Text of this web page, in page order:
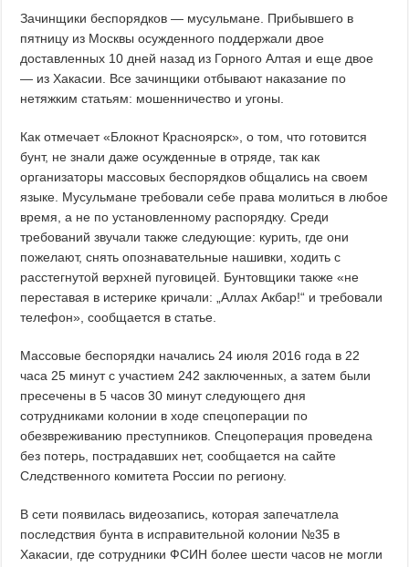
Зачинщики беспорядков — мусульмане. Прибывшего в
пятницу из Москвы осужденного поддержали двое
доставленных 10 дней назад из Горного Алтая и еще двое
— из Хакасии. Все зачинщики отбывают наказание по
нетяжким статьям: мошенничество и угоны.
Как отмечает «Блокнот Красноярск», о том, что готовится
бунт, не знали даже осужденные в отряде, так как
организаторы массовых беспорядков общались на своем
языке. Мусульмане требовали себе права молиться в любое
время, а не по установленному распорядку. Среди
требований звучали также следующие: курить, где они
пожелают, снять опознавательные нашивки, ходить с
расстегнутой верхней пуговицей. Бунтовщики также «не
переставая в истерике кричали: „Аллах Акбар!“ и требовали
телефон», сообщается в статье.
Массовые беспорядки начались 24 июля 2016 года в 22
часа 25 минут с участием 242 заключенных, а затем были
пресечены в 5 часов 30 минут следующего дня
сотрудниками колонии в ходе спецоперации по
обезвреживанию преступников. Спецоперация проведена
без потерь, пострадавших нет, сообщается на сайте
Следственного комитета России по региону.
В сети появилась видеозапись, которая запечатлела
последствия бунта в исправительной колонии №35 в
Хакасии, где сотрудники ФСИН более шести часов не могли